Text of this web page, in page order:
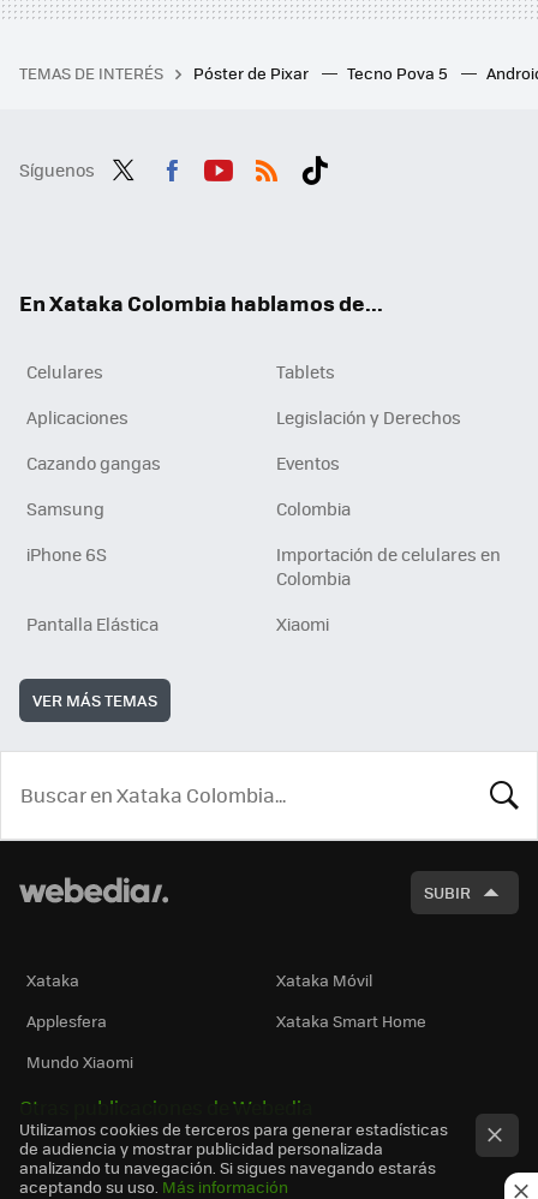
TEMAS DE INTERÉS Póster de Pixar Tecno Pova 5
Síguenos
En Xataka Colombia hablamos de...
Celulares
Tablets
Aplicaciones
Legislación y Derechos
Cazando gangas
Eventos
Samsung
Colombia
iPhone 6S
Importación de celulares en
Colombia
Pantalla Elástica
Xiaomi
VER MÁS TEMAS
SUBIR
Xataka
Xataka Móvil
Applesfera
Xataka Smart Home
Mundo Xiaomi
Otras publicaciones de Webedia
Utilizamos cookies de terceros para generar estadísticas
de audiencia y mostrar publicidad personalizada
analizando tu navegación. Si sigues navegando estarás
aceptando su uso. Más información